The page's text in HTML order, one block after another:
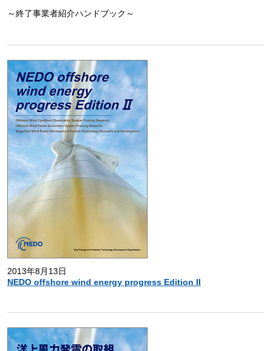
～終了事業者紹介ハンドブック～
2013年8月13日
NEDO offshore wind energy progress Edition II